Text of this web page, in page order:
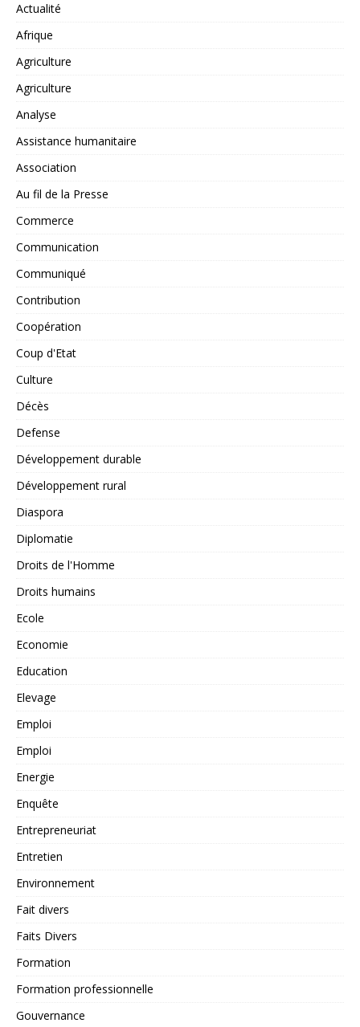
Actualité
Afrique
Agriculture
Agriculture
Analyse
Assistance humanitaire
Association
Au fil de la Presse
Commerce
Communication
Communiqué
Contribution
Coopération
Coup d'Etat
Culture
Décès
Defense
Développement durable
Développement rural
Diaspora
Diplomatie
Droits de l'Homme
Droits humains
Ecole
Economie
Education
Elevage
Emploi
Emploi
Energie
Enquête
Entrepreneuriat
Entretien
Environnement
Fait divers
Faits Divers
Formation
Formation professionnelle
Gouvernance